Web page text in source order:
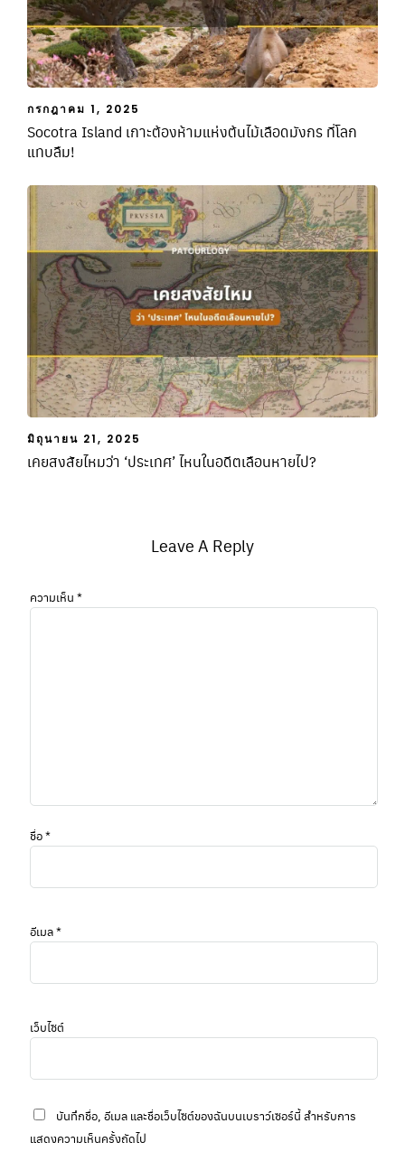
กรกฎาคม 1, 2025
Socotra Island เกาะต้องห้ามแห่งต้นไม้เลือดมังกร ที่โลก
แทบลืม!
มิถุนายน 21, 2025
เคยสงสัยไหมว่า ‘ประเทศ’ ไหนในอดีตเลือนหายไป?
Leave A Reply
ความเห็น *
ชื่อ*
อีเมล*
เว็บไซต์
บันทึกชื่อ, อีเมล และชื่อเว็บไซต์ของฉันบนเบราว์เซอร์นี้ สำหรับการ
แสดงความเห็นครั้งถัดไป